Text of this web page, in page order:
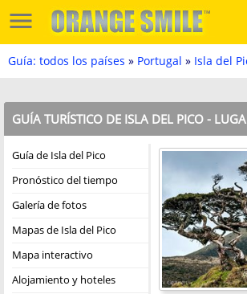
Guía: todos los países » Portugal » Isla del
GUÍA TURÍSTICO DE ISLA DEL PICO -
Guía de Isla del Pico
Pronóstico del tiempo
Galería de fotos
Mapas de Isla del Pico
Mapa interactivo
Alojamiento y hoteles